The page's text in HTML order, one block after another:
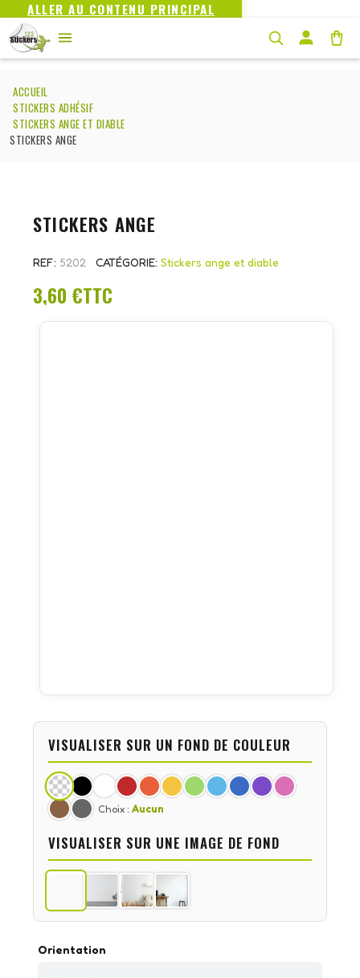
ALLER AU CONTENU PRINCIPAL
ACCUEIL
STICKERS ADHÉSIF
STICKERS ANGE ET DIABLE
STICKERS ANGE
STICKERS ANGE
REF 5202 CATÉGORIE Stickers ange et diable
3,60 €TTC
Orientation
VISUALISER SUR UN FOND DE COULEUR
Choix : Aucun
VISUALISER SUR UNE IMAGE DE FOND